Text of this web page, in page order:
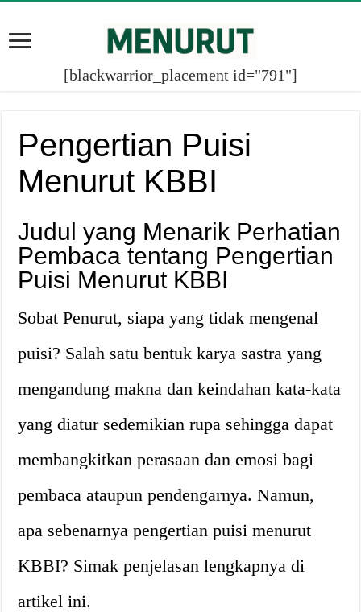
[blackwarrior_placement id="791"]
Pengertian Puisi
Menurut KBBI
Judul yang Menarik Perhatian
Pembaca tentang Pengertian
Puisi Menurut KBBI
Sobat Penurut, siapa yang tidak mengenal
puisi? Salah satu bentuk karya sastra yang
mengandung makna dan keindahan kata-kata
yang diatur sedemikian rupa sehingga dapat
membangkitkan perasaan dan emosi bagi
pembaca ataupun pendengarnya. Namun,
apa sebenarnya pengertian puisi menurut
KBBI? Simak penjelasan lengkapnya di
artikel ini.